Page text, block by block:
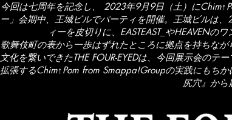
今回は七周年を記念し、 2023年9月9日（土）に
ー」会期中、王城ビルでパーティを開催。王城ビルは
ィーを皮切りに、EASTEAST_やHEAVENの
歌舞伎町の表から一歩はずれたところに拠点を持ちな
文化を繋いできたTHE FOUR-EYEDは、今回展示会の
拡張するChim↑Pom from Smappa!Groupの実践にもち
尻穴』から